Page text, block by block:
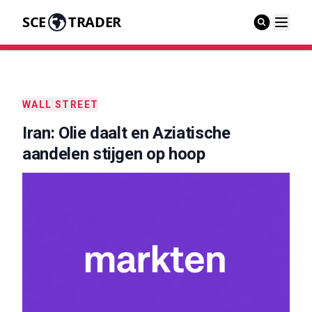
SCE TRADER
WALL STREET
Iran: Olie daalt en Aziatische
aandelen stijgen op hoop